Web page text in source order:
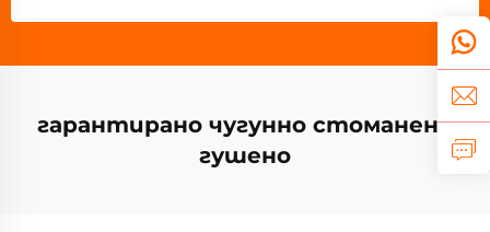
гарантирано чугунно стоманено
гушено